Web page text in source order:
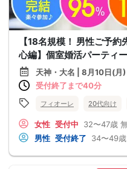
【18名規模！ 男性ご予
心編】個室婚活パーティ
天神・大名 | 8月10日(月
受付終了まで40分
フィオーレ 20代向け
女性 受付中 32〜47歳
男性 受付終了 34〜49歳